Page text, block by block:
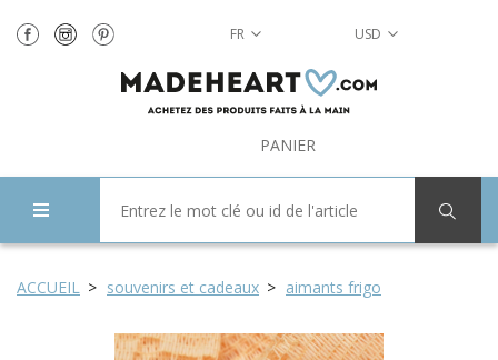
FR USD
PANIER
ACCUEIL souvenirs et cadeaux aimants frigo